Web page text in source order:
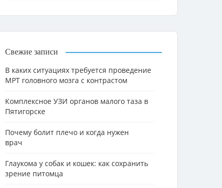
Свежие записи
В каких ситуациях требуется проведение
МРТ головного мозга с контрастом
Комплексное УЗИ органов малого таза в
Пятигорске
Почему болит плечо и когда нужен
врач
Глаукома у собак и кошек: как сохранить
зрение питомца